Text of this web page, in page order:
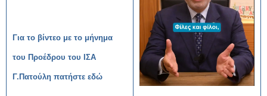
Για το βίντεο με το μήνημα
του Προέδρου του ΙΣΑ
Γ.Πατούλη πατήστε εδώ